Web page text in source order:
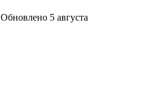
Обновлено 5 августа